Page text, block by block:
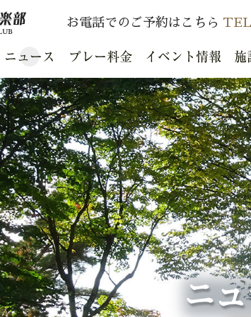
お電話でのご予約はこちら
ニュース プレー料金 イベント情報 施
ニ